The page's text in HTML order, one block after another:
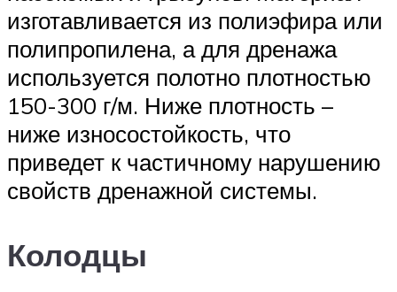
изготавливается из полиэфира или
полипропилена, а для дренажа
используется полотно плотностью
150-300 г/м. Ниже плотность –
ниже износостойкость, что
приведет к частичному нарушению
свойств дренажной системы.
Колодцы